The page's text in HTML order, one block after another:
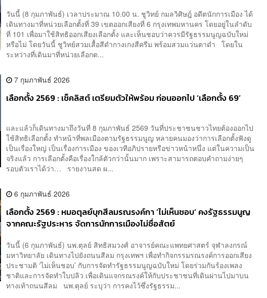
วันนี้ (8 กุมภาพันธ์) เวลาประมาณ 10.00 น. ชูวิทย์ กมลวิศิษฎ์ อดีตนักการเมือง ได้
เดินทางมาที่หน่วยเลือกตั้งที่ 39 เขตออกเสียงที่ 6 กรุงเทพมหานคร โดยอยู่ในลำดับ
ที่ 101 เพื่อมาใช้สิทธิออกเสียงเลือกตั้ง และเห็นชอบว่าควรมีรัฐธรรมนูญฉบับใหม่
หรือไม่ โดยวันนี้ ชูวิทย์สวมเสื้อสีดำกางเกงสีครีม พร้อมสวมแว่นตาดำ โดยใน
ระหว่างที่เดินมาที่หน่วยเลือกต...
7 กุมภาพันธ์ 2026
เลือกตั้ง 2569 : เช็คลิสต์ เตรียมตัวให้พร้อม ก่อนออกไป ‘เลือกตั้ง 69’
และแล้วก็เดินทางมาถึงวันที่ 8 กุมภาพันธ์ 2569 วันที่ประชาชนชาวไทยต้องออกไป
ใช้สิทธิเลือกตั้ง ทำหน้าที่พลเมืองตามรัฐธรรมนูญ หลายคนมองว่าการเลือกตั้งฟังดู
เป็นเรื่องใหญ่ เป็นเรื่องการเมือง ของเวทีอภิปรายหรือข่าวหน้าหนึ่ง แต่ในความเป็น
จริงแล้ว การเลือกตั้งคือเรื่องใกล้ตัวกว่านั้นมาก เพราะสามารถตอบคำถามง่ายๆ
รอบตัวเราได้ว่า… รายงานสด ผ...
6 กุมภาพันธ์ 2026
เลือกตั้ง 2569 : หมอตุลย์บุกสีลมรณรงค์กา ‘ไม่เห็นชอบ’ คงรัฐธรรมนูญ
จากคณะรัฐประหาร จัดการนักการเมืองไม่ซื่อสัตย์
วันนี้ (6 กุมภาพันธ์) นพ.ตุลย์ สิทธิสมวงศ์ อาจารย์คณะแพทยศาสตร์ จุฬาลงกรณ์
มหาวิทยาลัย เดินทางไปยังถนนสีลม กรุงเทพฯ เพื่อทำกิจกรรมรณรงค์การออกเสียง
ประชามติ ‘ไม่เห็นชอบ’ กับการจัดทำรัฐธรรมนูญฉบับใหม่ โดยร่วมกันร้องเพลง
ชาติและการจัดทำใบปลิว เพื่อเดินแจกรณรงค์ให้กับประชาชนที่เดินผ่านไปมาบน
ทางเท้าถนนสีลม นพ.ตุลย์ ระบุว่า การคงไว้ซึ่งรัฐธรรม...